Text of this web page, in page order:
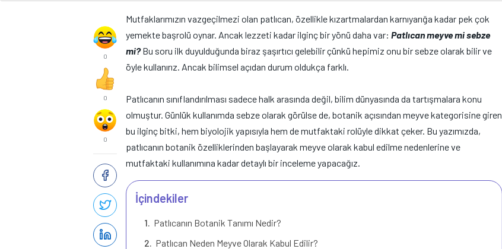
0
0
0
Mutfaklarımızın vazgeçilmezi olan patlıcan, özellikle kızartmalardan karnıyarığa kadar pek çok
yemekte başrolü oynar. Ancak lezzeti kadar ilginç bir yönü daha var: Patlıcan meyve mi sebze
mi?Bu soru ilk duyulduğunda biraz şaşırtıcı gelebilir çünkü hepimiz onu bir sebze olarak bilir ve
öyle kullanırız. Ancak bilimsel açıdan durum oldukça farklı.
Patlıcanın sınıflandırılması sadece halk arasında değil, bilim dünyasında da tartışmalara konu
olmuştur. Günlük kullanımda sebze olarak görülse de, botanik açısından meyve kategorisine giren
bu ilginç bitki, hem biyolojik yapısıyla hem de mutfaktaki rolüyle dikkat çeker. Bu yazımızda,
patlıcanın botanik özelliklerinden başlayarak meyve olarak kabul edilme nedenlerine ve
mutfaktaki kullanımına kadar detaylı bir inceleme yapacağız.
İçindekiler
Patlıcanın Botanik Tanımı Nedir?
Patlıcan Neden Meyve Olarak Kabul Edilir?